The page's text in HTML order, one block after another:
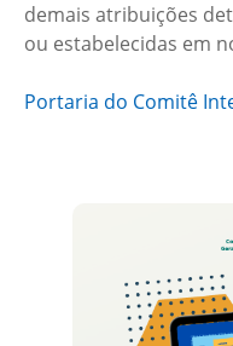
demais atribuições
ou estabelecidas em
Portaria do Comitê